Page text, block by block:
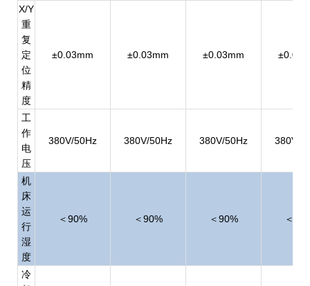
X/Y
重
复
定
位
精
度
±0.03mm ±0.03mm ±0.03mm
工
作
电
压
380V/50Hz 380V/50Hz 380V/50Hz 380V/
机
床
运
行
湿
度
＜90% ＜90% ＜90% ＜
冷